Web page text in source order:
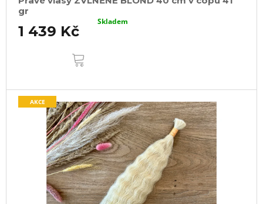
gr
1 439 Kč
Skladem
AKCE